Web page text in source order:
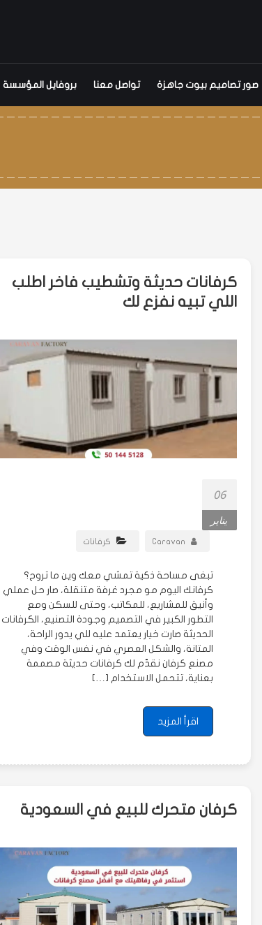
صور تصاميم بيوت جاهزة تواصل معنا بروفايل المؤسسة
كرفانات حديثة وتشطيب فاخر اطلب
اللي تبيه نفزع لك
06
يناير
Caravan كرفانات
تبغى مساحة ذكية تمشي معك وين ما تروح؟
كرفانك اليوم مو مجرد غرفة متنقلة، صار حل عملي
وأنيق للمشاريع، للمكاتب، وحتى للسكن ومع
التطور الكبير في التصميم وجودة التصنيع، الكرفانات
الحديثة صارت خيار يعتمد عليه للي يدور الراحة،
المتانة، والشكل العصري في نفس الوقت وفي
مصنع كرفان نقدّم لك كرفانات حديثة مصممة
بعناية، تتحمل الاستخدام […]
اقرأ المزيد
كرفان متحرك للبيع في السعودية